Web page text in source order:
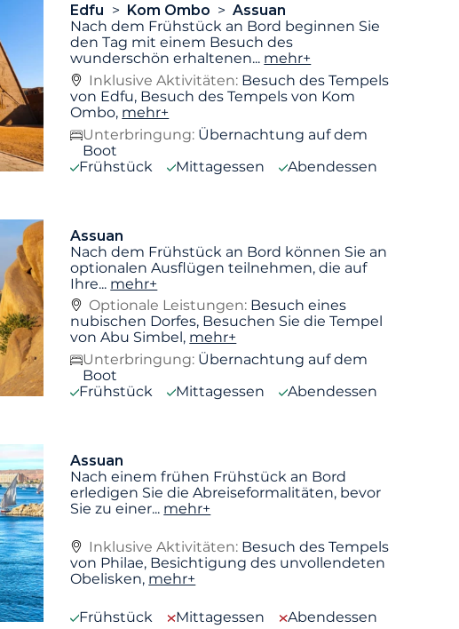
Edfu Kom Ombo
Assuan
Nach dem Frühstück an Bord beginnen Sie
den Tag mit einem Besuch des
wunderschön erhaltenen... mehr+
Inklusive Aktivitäten: Besuch des Tempels
von Edfu, Besuch des Tempels von Kom
Ombo, mehr+
Unterbringung: Übernachtung auf dem
Boot
Frühstück
Mittagessen Abendessen
Assuan
Nach dem Frühstück an Bord können Sie an
optionalen Ausflügen teilnehmen, die auf
Ihre... mehr+
Optionale Leistungen: Besuch eines
nubischen Dorfes, Besuchen Sie die Tempel
von Abu Simbel, mehr+
Unterbringung: Übernachtung auf dem
Boot
Frühstück
Mittagessen Abendessen
Assuan
Nach einem frühen Frühstück an Bord
erledigen Sie die Abreiseformalitäten, bevor
Sie zu einer... mehr+
Inklusive Aktivitäten: Besuch des Tempels
von Philae, Besichtigung des unvollendeten
Obelisken, mehr+
Frühstück Mittagessen Abendessen